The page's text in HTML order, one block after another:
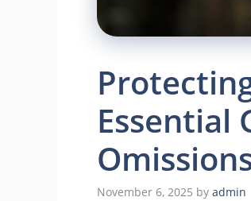
Essential
November 6, 2025 by admin